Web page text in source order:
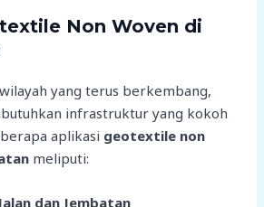
Non Woven di
yang terus berkembang,
infrastruktur yang kokoh
aplikasi geotextile non
meliputi:
dan Jembatan